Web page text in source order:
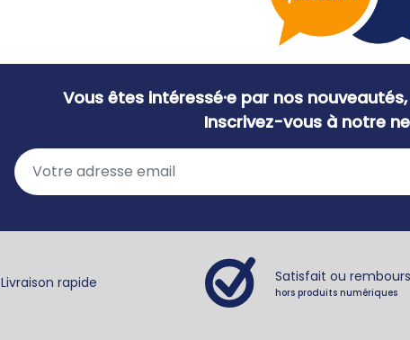
Vous êtes intéressé·e par nos
Inscrivez-vous à notre
Livraison rapide Satisfait ou
hors produits numériques